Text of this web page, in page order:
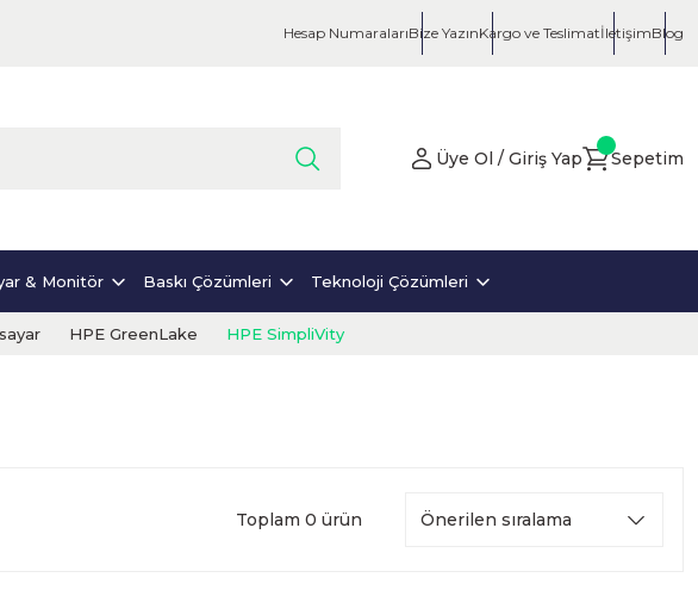
Hesap NumaralarıBize YazınKargo ve TeslimatİletişimBlog
Üye Ol / Giriş Yap Sepetim
& Monitör Baskı Çözümleri Teknoloji Çözümleri
HPE GreenLake HPE SimpliVity
Toplam 0 ürün